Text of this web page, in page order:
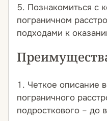
Познакомиться с
пограничном
подходами к
Четкое описание
пограничного
подросткового – до